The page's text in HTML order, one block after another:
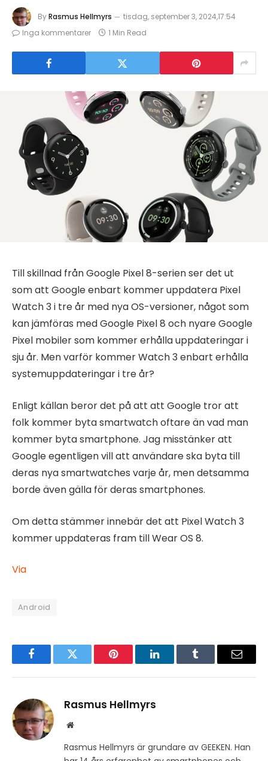
ByRasmus Hellmyrs
tisdag, september 3, 2024,17:54
Inga kommentarer
1 Min Read
Till skillnad från Google Pixel 8-serien ser det ut
som att Google enbart kommer uppdatera Pixel
Watch 3 i tre år med nya OS-versioner, något som
kan jämföras med Google Pixel 8 och nyare Google
Pixel mobiler som kommer erhålla uppdateringar i
sju år. Men varför kommer Watch 3 enbart erhålla
systemuppdateringar i tre år?
Enligt källan beror det på att att Google tror att
folk kommer byta smartwatch oftare än vad man
kommer byta smartphone. Jag misstänker att
Google egentligen vill att användare ska byta till
deras nya smartwatches varje år, men detsamma
borde även gälla för deras smartphones.
Om detta stämmer innebär det att Pixel Watch 3
kommer uppdateras fram till Wear OS 8.
Via
Android
FacebookTwitter Pinterest LinkedInTumblr Email
Rasmus Hellmyrs
Website
Rasmus Hellmyrs är grundare av GEEKEN. Han